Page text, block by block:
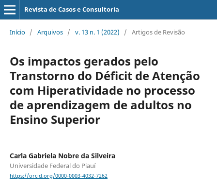
Revista de Casos e Consultoria
Início / Arquivos / v. 13 n. 1 (2022) / Artigos de Revisão
Os impactos gerados pelo
Transtorno do Déficit de Atenção
com Hiperatividade no processo
de aprendizagem de adultos no
Ensino Superior
Carla Gabriela Nobre da Silveira
Universidade Federal do Piauí
https://orcid.org/0000-0003-4032-7262